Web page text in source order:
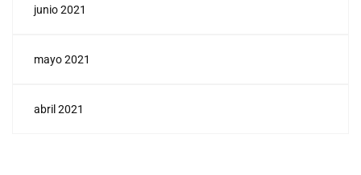
junio 2021
mayo 2021
abril 2021